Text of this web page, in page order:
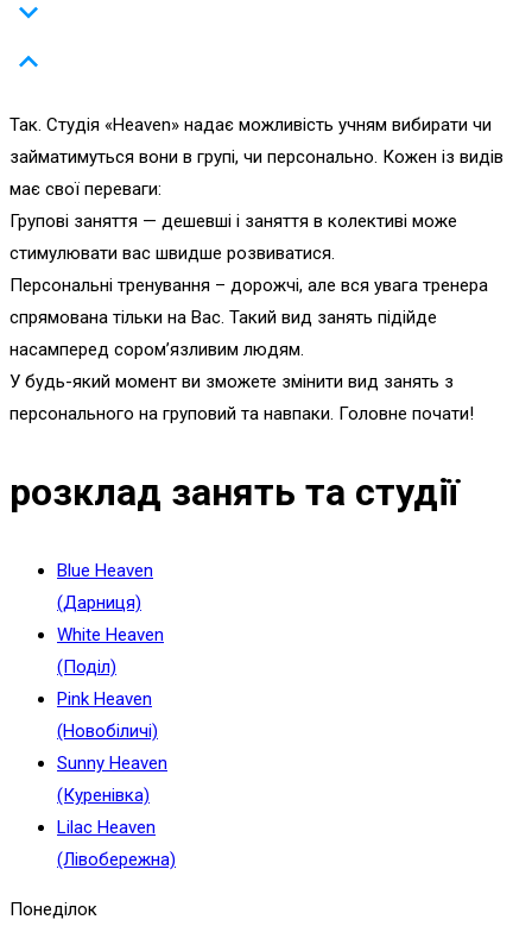
Так. Студія «Heaven» надає можливість учням вибирати чи
займатимуться вони в групі, чи персонально. Кожен із видів
має свої переваги:
Групові заняття — дешевші і заняття в колективі може
стимулювати вас швидше розвиватися.
Персональні тренування – дорожчі, але вся увага тренера
спрямована тільки на Вас. Такий вид занять підійде
насамперед сором’язливим людям.
У будь-який момент ви зможете змінити вид занять з
персонального на груповий та навпаки. Головне почати!
розклад занять та студії
Blue Heaven
(Дарниця)
White Heaven
(Поділ)
Pink Heaven
(Новобіличі)
Sunny Heaven
(Куренівка)
Lilac Heaven
(Лівобережна)
Понеділок